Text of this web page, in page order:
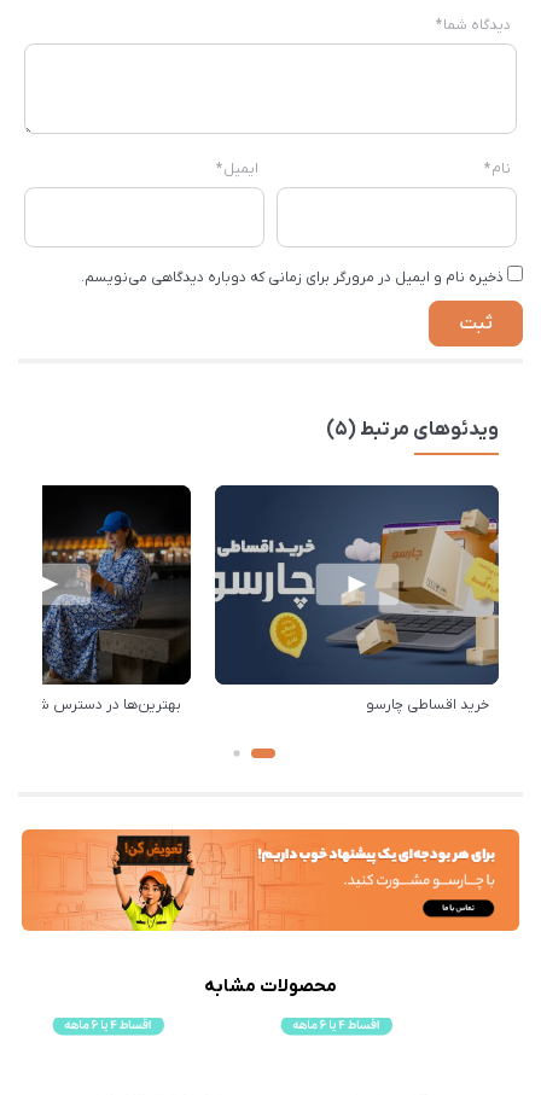
دیدگاه شما*
نام* ایمیل*
ذخیره نام و ایمیل در مرورگر برای زمانی که دوباره دیدگاهی می‌نویسم.
ویدئوهای مرتبط (5)
خرید اقساطی چارسو بهترین‌ها در دسترس
محصولات مشابه